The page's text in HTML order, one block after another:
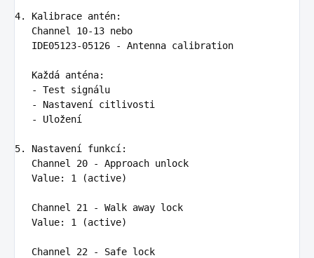
4. Kalibrace antén:
Channel 10-13 nebo
   IDE05123-05126 - Antenna calibration
   Každá anténa
:
-
Test signálu
-
Nastavení citlivosti
-
Uložení
5. Nastavení funkcí :
Channel 20 - Approach unlock
   Value
: 1 (active)
Channel 21 - Walk away lock
   Value
: 1 (active)
Channel 22 - Safe lock